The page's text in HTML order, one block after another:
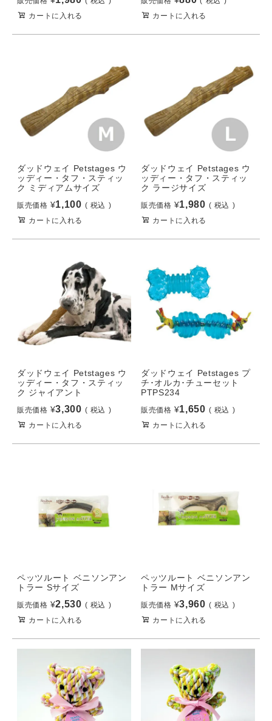
カートに入れる
カートに入れる
ダッドウェイ Petstages ウ
ッディー・タフ・スティッ
ク ミディアムサイズ
販売価格 ¥1,100
税込
カートに入れる
ダッドウェイ Petstages ウ
ッディー・タフ・スティッ
ク ラージサイズ
販売価格 ¥1,980
税込
カートに入れる
ダッドウェイ Petstages ウ
ッディー・タフ・スティッ
ク ジャイアント
販売価格 ¥3,300
税込
カートに入れる
ダッドウェイ Petstages プ
チ･オルカ･チューセット
PTPS234
販売価格 ¥1,650
税込
カートに入れる
ペッツルート ベニソンアン
トラー Sサイズ
販売価格 ¥2,530
税込
カートに入れる
ペッツルート ベニソンアン
トラー Mサイズ
販売価格 ¥3,960
税込
カートに入れる